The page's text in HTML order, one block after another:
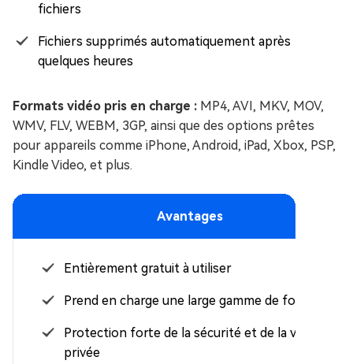
fichiers
Fichiers supprimés automatiquement après
quelques heures
Formats vidéo pris en charge : MP4, AVI, MKV, MOV,
WMV, FLV, WEBM, 3GP, ainsi que des options prêtes
pour appareils comme iPhone, Android, iPad, Xbox, PSP,
Kindle Video, et plus.
Avantages
Entièrement gratuit à utiliser
Prend en charge une large gamme de formats
Protection forte de la sécurité et de la vie
privée